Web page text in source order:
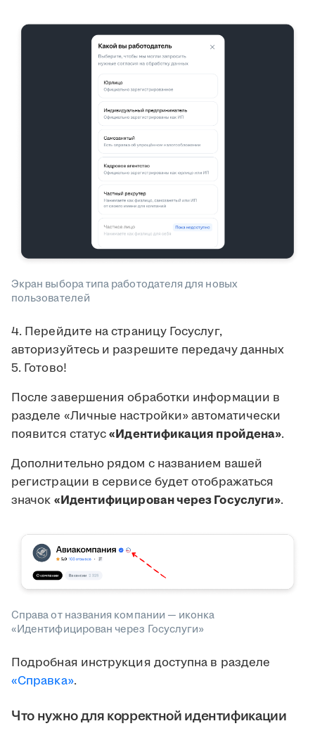
Экран выбора типа работодателя для новых
пользователей
4. Перейдите на страницу Госуслуг,
авторизуйтесь и разрешите передачу данных
5. Готово!
После завершения обработки информации в
разделе «Личные настройки» автоматически
появится статус«Идентификация пройдена».
Дополнительно рядом с названием вашей
регистрации в сервисе будет отображаться
значок «Идентифицирован через Госуслуги».
Справа от названия компании — иконка
«Идентифицирован через Госуслуги»
Подробная инструкция доступна в разделе
«Справка».
Что нужно для корректной идентификации